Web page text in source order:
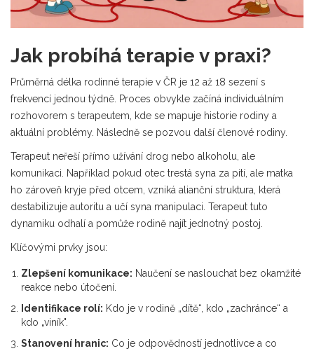
Jak probíhá terapie v praxi?
Průměrná délka rodinné terapie v ČR je 12 až 18 sezení s
frekvencí jednou týdně. Proces obvykle začíná individuálním
rozhovorem s terapeutem, kde se mapuje historie rodiny a
aktuální problémy. Následně se pozvou další členové rodiny.
Terapeut neřeší přímo užívání drog nebo alkoholu, ale
komunikaci. Například pokud otec trestá syna za pití, ale matka
ho zároveň kryje před otcem, vzniká alianční struktura, která
destabilizuje autoritu a učí syna manipulaci. Terapeut tuto
dynamiku odhalí a pomůže rodině najít jednotný postoj.
Klíčovými prvky jsou:
Zlepšení komunikace: Naučení se naslouchat bez okamžité
reakce nebo útočení.
Identifikace rolí: Kdo je v rodině „dítě“, kdo „zachránce“ a
kdo „viník".
Stanovení hranic: Co je odpovědností jednotlivce a co